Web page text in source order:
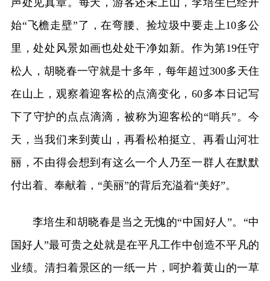
声处见真章。每天，游客还未上山，李培生已经开
始“飞檐走壁”了，在弯腰、捡垃圾中要走上10多公
里，处处风景如画也处处干净如新。作为第19任守
松人，胡晓春一守就是十多年，每年超过300多天住
在山上，观察着迎客松的点滴变化，60多本日记写
下了守护的点点滴滴，被称为迎客松的“哨兵”。今
天，当我们来到黄山，再看松柏挺立、再看山河壮
丽，不由得会想到有这么一个人乃至一群人在默默
付出着、奉献着，“美丽”的背后充溢着“美好”。
李培生和胡晓春是当之无愧的“中国好人”。“中
国好人”最可贵之处就是在平凡工作中创造不平凡的
业绩。清扫着景区的一纸一片，呵护着黄山的一草